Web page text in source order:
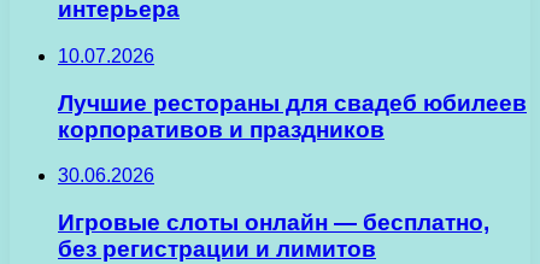
интерьера
10.07.2026
Лучшие рестораны для свадеб юбилеев
корпоративов и праздников
30.06.2026
Игровые слоты онлайн — бесплатно,
без регистрации и лимитов